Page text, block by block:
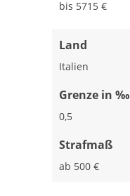
bis 5715 €
Land
Italien
Grenze in ‰
0,5
Strafmaß
ab 500 €